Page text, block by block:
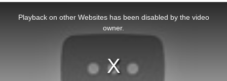
Playback on other Websites has been disabled by the video
owner.